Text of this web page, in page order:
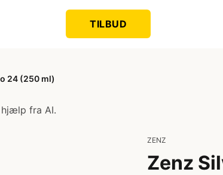
TILBUD
24 (250 ml)
fra AI.
ZENZ
Zenz